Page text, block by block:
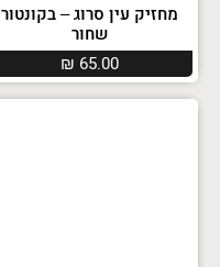
מחזיק עין סרוג – בקונטור
שחור
₪ 65.00